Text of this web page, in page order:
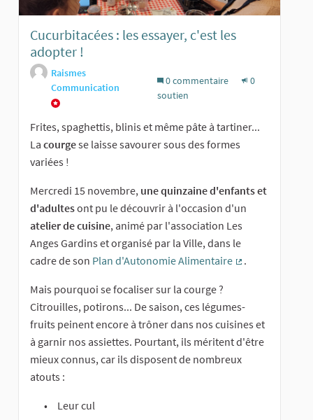
Cucurbitacées : les essayer, c'est les
adopter !
Raismes
Communication
0 commentaire
0
soutien
Frites, spaghettis, blinis et même pâte à tartiner...
La courgese laisse savourer sous des formes
variées !
Mercredi 15 novembre, une quinzaine d'enfants et
d'adultesont pu le découvrir à l'occasion d'un
atelier de cuisine, animé par l'association Les
Anges Gardins et organisé par la Ville, dans le
cadre de son Plan d'Autonomie Alimentaire
.
Mais pourquoi se focaliser sur la courge ?
Citrouilles, potirons... De saison, ces légumes-
fruits peinent encore à trôner dans nos cuisines et
à garnir nos assiettes. Pourtant, ils méritent d'être
mieux connus, car ils disposent de nombreux
atouts :
Leur cul